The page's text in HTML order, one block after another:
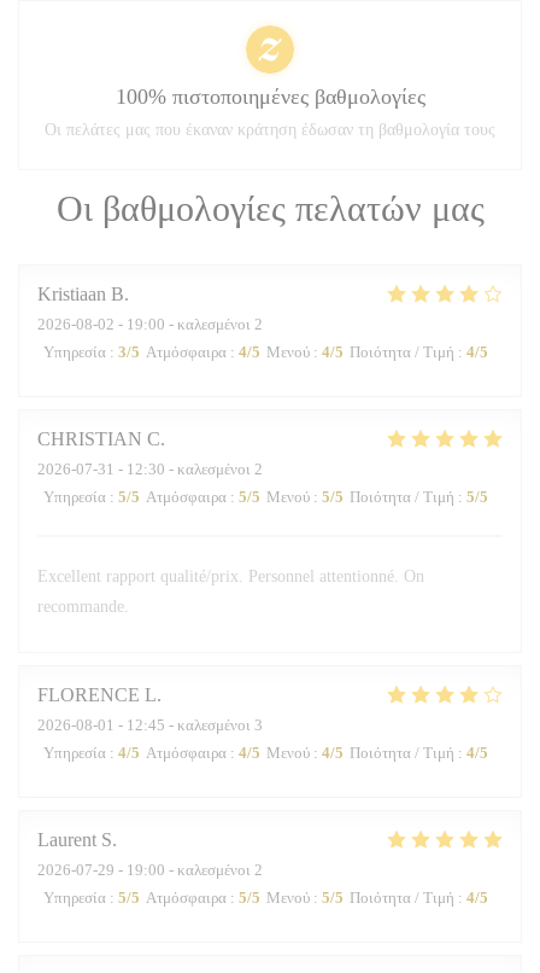
Οι βαθμολογίες πελατών μας
Kristiaan B
2026-08-02 - 19:00 - καλεσμένοι 2
Υπηρεσία : 3/5 Ατμόσφαιρα : 4/5 Μενού : 4/5 Ποιότητα / Τιμή : 4/5
CHRISTIAN C
2026-07-31 - 12:30 - καλεσμένοι 2
Υπηρεσία : 5/5 Ατμόσφαιρα : 5/5 Μενού : 5/5 Ποιότητα / Τιμή : 5/5
Excellent rapport qualité/prix. Personnel attentionné. On
recommande.
FLORENCE L
2026-08-01 - 12:45 - καλεσμένοι 3
Υπηρεσία : 4/5 Ατμόσφαιρα : 4/5 Μενού : 4/5 Ποιότητα / Τιμή : 4/5
Laurent S
2026-07-29 - 19:00 - καλεσμένοι 2
Υπηρεσία : 5/5 Ατμόσφαιρα : 5/5 Μενού : 5/5 Ποιότητα / Τιμή : 4/5
100% πιστοποιημένες βαθμολογίες
Οι πελάτες μας που έκαναν κράτηση έδωσαν τη βαθμολογία τους